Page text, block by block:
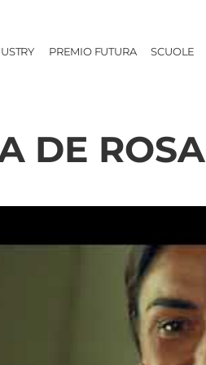
PREMIO FUTURA SCUOLE
DE ROSA